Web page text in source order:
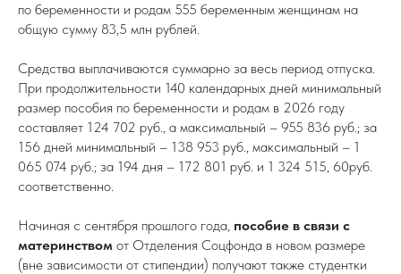
по беременности и родам 555 беременным женщинам на
общую сумму 83,5 млн рублей.
Средства выплачиваются суммарно за весь период отпуска.
При продолжительности 140 календарных дней минимальный
размер пособия по беременности и родам в 2026 году
составляет 124 702 руб., а максимальный – 955 836 руб.; за
156 дней минимальный – 138 953 руб., максимальный – 1
065 074 руб.; за 194 дня – 172 801 руб. и 1 324 515, 60руб.
соответственно.
Начиная с сентября прошлого года, пособие в связи с
материнством от Отделения Соцфонда в новом размере
(вне зависимости от стипендии) получают также студентки